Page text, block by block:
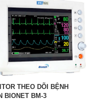
THEO DÕI BỆNH
BIONET BM-3